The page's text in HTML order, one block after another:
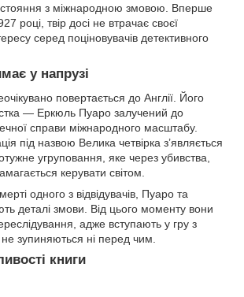
з міжнародною змовою. Вперше
році, твір досі не втрачає своєї
серед поціновувачів детективного
у напрузі
повертається до Англії. Його
— Еркюль Пуаро залучений до
справи міжнародного масштабу.
під назвою Велика четвірка з’являється
угруповання, яке через убивства,
керувати світом.
одного з відвідувачів, Пуаро та
деталі змови. Від цього моменту вони
адже вступають у гру з
зупиняються ні перед чим.
книги